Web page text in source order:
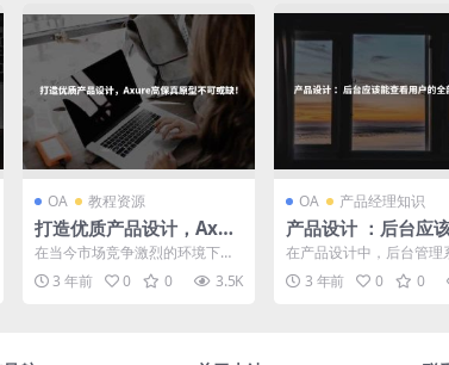
OA 教程资源
打造优质产品设计，Axur
e高保真原型不可或缺！
在当今市场竞争激烈的环境下，
打造优质的产品设计对于企业的
成功至关重要。其中，Ax...
3 年前 0 0 3.5K
OA 产品经理知识
产品设计 ：后台应
看用户的全部信息
在产品设计中，后台管理
一个重要的组成部分，它
员提供了管理和监控用户
3 年前 0 0